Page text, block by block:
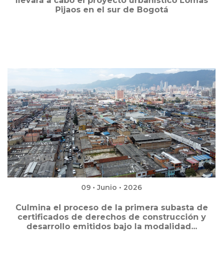
Pijaos en el sur de Bogotá
09 • Junio • 2026
Culmina el proceso de la primera subasta de
certificados de derechos de construcción y
desarrollo emitidos bajo la modalidad...